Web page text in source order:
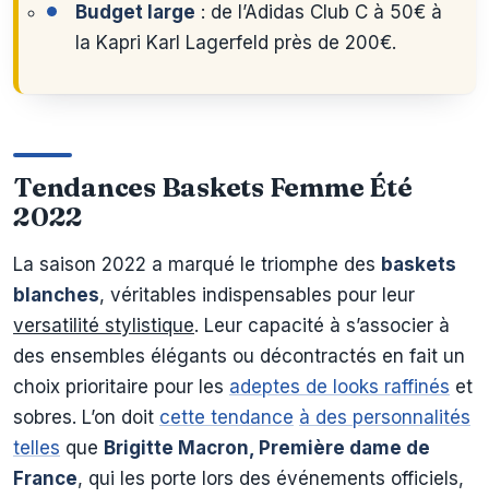
Budget large : de l’Adidas Club C à 50€ à
la Kapri Karl Lagerfeld près de 200€.
Tendances Baskets Femme Été
2022
La saison 2022 a marqué le triomphe des baskets
blanches, véritables indispensables pour leur
versatilité stylistique. Leur capacité à s’associer à
des ensembles élégants ou décontractés en fait un
choix prioritaire pour les adeptes de looks raffinés et
sobres. L’on doit cette tendance à des personnalités
telles que Brigitte Macron, Première dame de
France, qui les porte lors des événements officiels,